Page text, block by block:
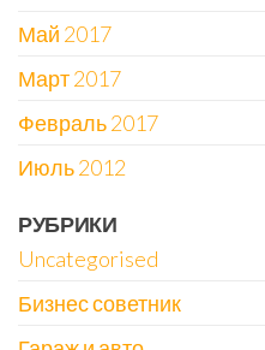
Май 2017
Март 2017
Февраль 2017
Июль 2012
РУБРИКИ
Uncategorised
Бизнес советник